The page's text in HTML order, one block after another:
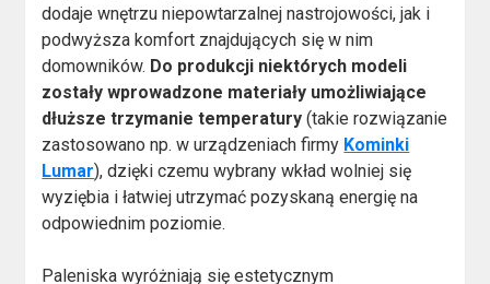
dodaje wnętrzu niepowtarzalnej nastrojowości, jak i
podwyższa komfort znajdujących się w nim
domowników. Do produkcji niektórych modeli
zostały wprowadzone materiały umożliwiające
dłuższe trzymanie temperatury (takie rozwiązanie
zastosowano np. w urządzeniach firmy Kominki
Lumar), dzięki czemu wybrany wkład wolniej się
wyziębia i łatwiej utrzymać pozyskaną energię na
odpowiednim poziomie.
Paleniska wyróżniają się estetycznym